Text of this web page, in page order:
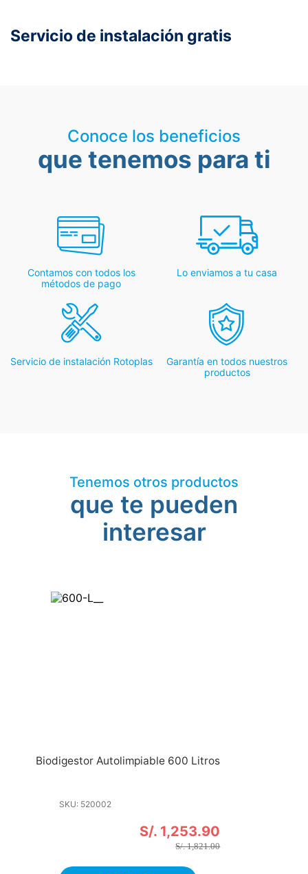
Servicio de instalación gratis
Conoce los beneficios
que tenemos para ti
Contamos con todos los
métodos de pago
Lo enviamos a tu casa
Servicio de instalación Rotoplas
Garantía en todos nuestros
productos
Tenemos otros productos
Biodigestor Autolimpiable 600 Litros
SKU: 520002
S/. 1,821.00
S/. 1,253.90